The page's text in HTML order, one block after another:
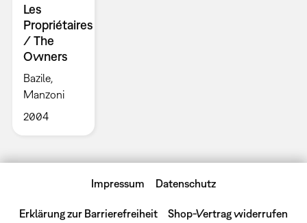
Les
Propriétaires
/ The
Owners
Bazile,
Manzoni
2004
Impressum Datenschutz
Erklärung zur Barrierefreiheit Shop-Vertrag widerrufen